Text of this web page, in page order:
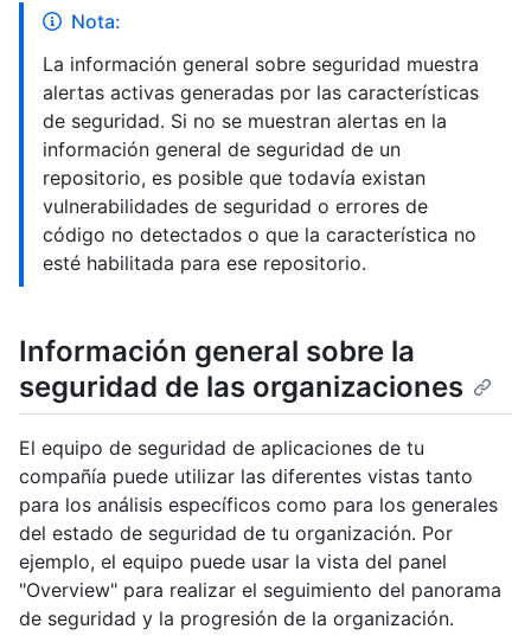
Nota:
La información general sobre seguridad muestra
alertas activas generadas por las características
de seguridad. Si no se muestran alertas en la
información general de seguridad de un
repositorio, es posible que todavía existan
vulnerabilidades de seguridad o errores de
código no detectados o que la característica no
esté habilitada para ese repositorio.
Información general sobre la
seguridad de las organizaciones
El equipo de seguridad de aplicaciones de tu
compañía puede utilizar las diferentes vistas tanto
para los análisis específicos como para los generales
del estado de seguridad de tu organización. Por
ejemplo, el equipo puede usar la vista del panel
"Overview" para realizar el seguimiento del panorama
de seguridad y la progresión de la organización.